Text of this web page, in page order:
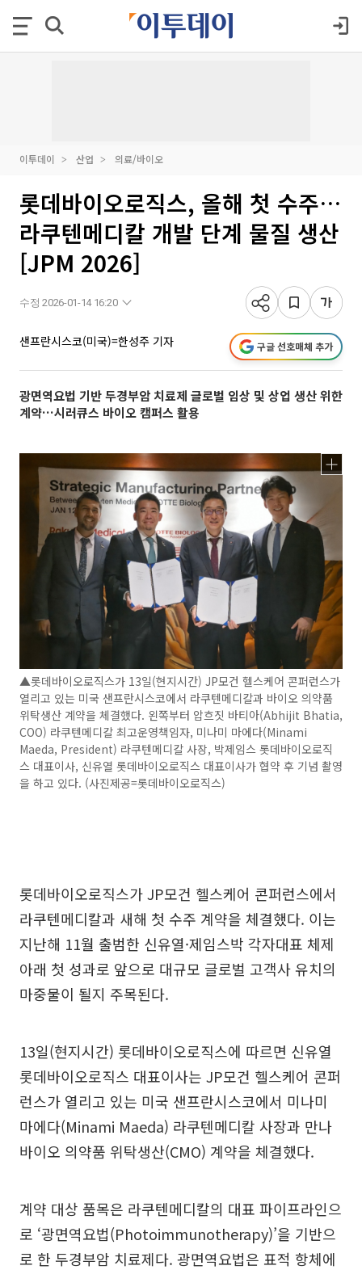
이투데이 산업 의료/바이오
롯데바이오로직스, 올해 첫 수주…
라쿠텐메디칼 개발 단계 물질 생산
[JPM 2026]
수정 2026-01-14 16:20
샌프란시스코(미국)=한성주 기자 구글 선호매체 추가
광면역요법 기반 두경부암 치료제 글로벌 임상 및 상업 생산 위한
계약…시러큐스 바이오 캠퍼스 활용
▲롯데바이오로직스가 13일(현지시간) JP모건 헬스케어 콘퍼런스가
열리고 있는 미국 샌프란시스코에서 라쿠텐메디칼과 바이오 의약품
위탁생산 계약을 체결했다. 왼쪽부터 압흐짓 바티아(Abhijit Bhatia,
COO) 라쿠텐메디칼 최고운영책임자, 미나미 마에다(Minami
Maeda, President) 라쿠텐메디칼 사장, 박제임스 롯데바이오로직
스 대표이사, 신유열 롯데바이오로직스 대표이사가 협약 후 기념 촬영
을 하고 있다. (사진제공=롯데바이오로직스)
롯데바이오로직스가 JP모건 헬스케어 콘퍼런스에서
라쿠텐메디칼과 새해 첫 수주 계약을 체결했다. 이는
지난해 11월 출범한 신유열·제임스박 각자대표 체제
아래 첫 성과로 앞으로 대규모 글로벌 고객사 유치의
마중물이 될지 주목된다.
13일(현지시간) 롯데바이오로직스에 따르면 신유열
롯데바이오로직스 대표이사는 JP모건 헬스케어 콘퍼
런스가 열리고 있는 미국 샌프란시스코에서 미나미
마에다(Minami Maeda) 라쿠텐메디칼 사장과 만나
바이오 의약품 위탁생산(CMO) 계약을 체결했다.
계약 대상 품목은 라쿠텐메디칼의 대표 파이프라인으
로 ‘광면역요법(Photoimmunotherapy)’을 기반으
로 한 두경부암 치료제다. 광면역요법은 표적 항체에